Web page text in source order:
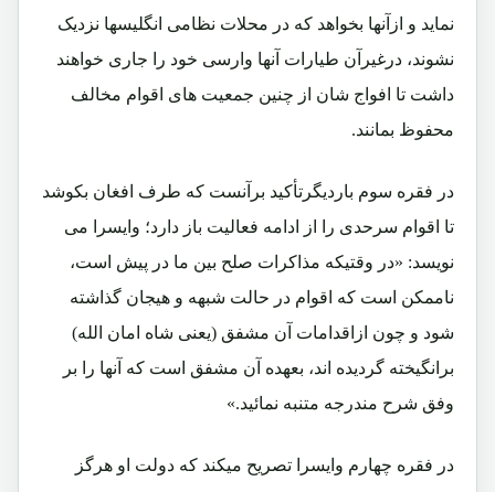
نماید و ازآنها بخواهد که در محلات نظامی انگلیسها نزدیک
نشوند، درغیرآن طیارات آنها وارسی خود را جاری خواهند
داشت تا افواج شان از چنین جمعیت های اقوام مخالف
محفوظ بمانند.
در فقره سوم باردیگرتأکید برآنست که طرف افغان بکوشد
تا اقوام سرحدی را از ادامه فعالیت باز دارد؛ وایسرا می
نویسد: «در وقتیکه مذاکرات صلح بین ما در پیش است،
ناممکن است که اقوام در حالت شبهه و هیجان گذاشته
شود و چون ازاقدامات آن مشفق (یعنی شاه امان الله)
برانگیخته گردیده اند، بعهده آن مشفق است که آنها را بر
وفق شرح مندرجه متنبه نمائید.»
در فقره چهارم وایسرا تصریح میکند که دولت او هرگز